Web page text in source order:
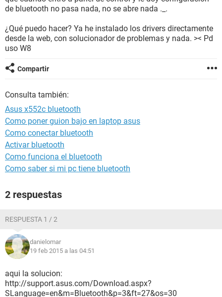
de bluetooth no pasa nada, no se abre nada ._.
¿Qué puedo hacer? Ya he instalado los drivers directamente
desde la web, con solucionador de problemas y nada. >< Pd
uso W8
Compartir
Consulta también:
Asus x552c bluetooth
Como poner guion bajo en laptop asus
Como conectar bluetooth
Activar bluetooth
Como funciona el bluetooth
Como saber si mi pc tiene bluetooth
2 respuestas
RESPUESTA 1 / 2
danielomar
19 feb 2015 a las 04:51
aqui la solucion:
http://support.asus.com/Download.aspx?
SLanguage=en&m=Bluetooth&p=3&ft=27&os=30